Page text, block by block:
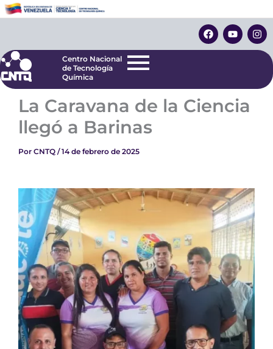
al
F
a
c
o
Y
o
u
e
I
n
s
r
Centro Nacional
de Tecnología
Centro Nacional
de Tecnología
Química
La Caravana de la Ciencia
llegó a Barinas
Por CNTQ /14 de febrero de 2025